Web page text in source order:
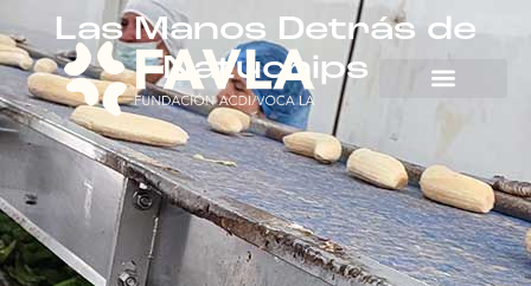
Las Manos Detrás de
Natuchips